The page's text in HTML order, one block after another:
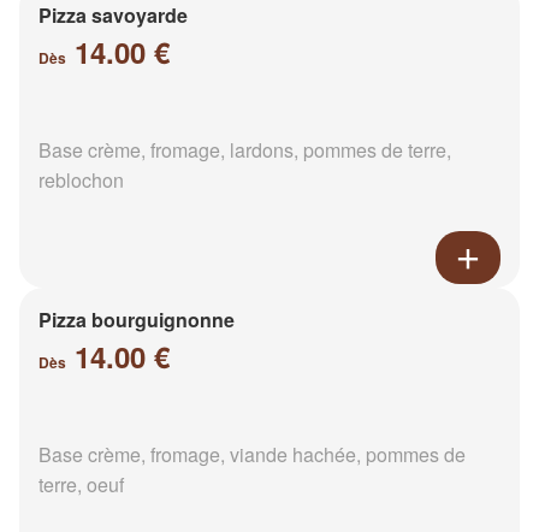
Pizza savoyarde
Dès 14.00 €
Base crème, fromage, lardons, pommes de terre,
reblochon
Pizza bourguignonne
Dès 14.00 €
Base crème, fromage, viande hachée, pommes de
terre, oeuf